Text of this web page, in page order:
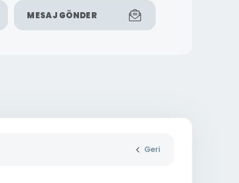
MESAJ GÖNDER
Geri